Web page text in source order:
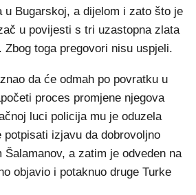
u Bugarskoj, a dijelom i zato što je
u povijesti s tri uzastopna zlata
Zbog toga pregovori nisu uspjeli.
da će odmah po povratku u
proces promjene njegova
luci policija mu je oduzela
potpisati izjavu da dobrovoljno
Šalamanov, a zatim je odveden na
objavio i potaknuo druge Turke